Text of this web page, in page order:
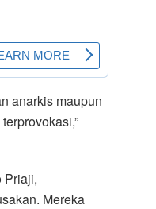
anarkis maupun
Priaji,
Mereka